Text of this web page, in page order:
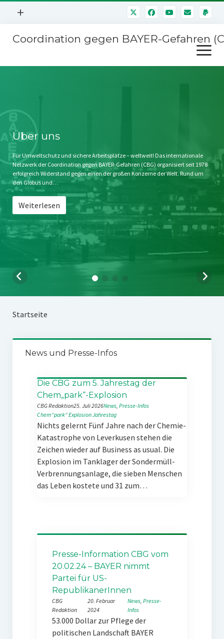
Menü
+
Mitmachen
Kontakt
Impressum
Störfälle
Coordination gegen BAYER-Gefahren
Menü
öffnen
Stichwort BAYER
Jahrestagung
SPENDEN
Über uns
Für Umweltschutz und sichere Arbeitsplätze – weltweit! Das internationale
Netzwerk der Coordination gegen BAYER-Gefahren (CBG) organisiert seit 1978
erfolgreich Widerstand gegen einen der großen Konzerne der Welt. Rund um
den Globus und…
Weiterlesen
Startseite
News und Presse-Infos
Die CBG zum 5. Jahrestag der
Chem„park“-Explosion
CBG Redaktion25. Juli 2026News, Presse-Infos
Chem“park“ExplosionJahrestag
Nichts gelernt Fünf Jahre nach der Chemie-
Katastrophe von Leverkusen stehen die
Zeichen wieder auf Business as usual. Die
Explosion im Tanklager der Sondermüll-
Verbrennungsanlage, die sieben Menschen
das Leben kostete und 31 zum…
Presse-Information CBG vom
20.02.24 – BAYER nimmt
Partei für US-
RepublikanerInnen
CBG
Redaktion
20. Februar
2024
News, Presse-
Infos
53.000 Dollar zur Pflege der
politischen Landschaft BAYER